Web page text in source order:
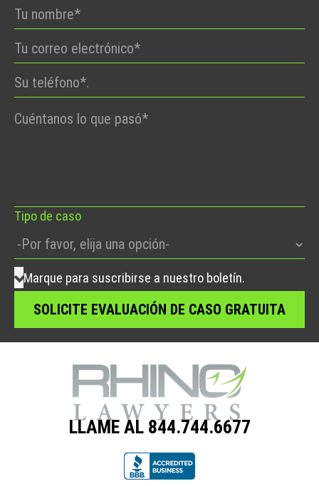
Por
Tipo de caso
Marque para suscribirse a nuestro boletín.
LLAME AL 844.744.6677